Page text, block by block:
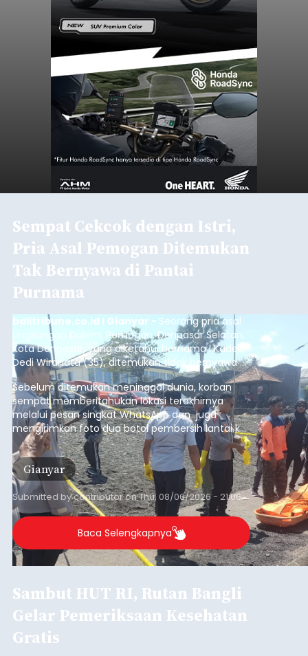
Sempat Cekcok dengan Istri,
Pria Asal Pemogan Ditemukan
Tak Bernyawa di Pantai
Purnama
balitribune.co.id I Gianyar - Seorang pria asal
Lingkungan Dalem, Pemogan, Denpasar Selatan,
Kota Denpasar, yang diketahui bernama I Kadek
Dedi Wiranata (35), ditemukan tidak bernyawa di
pesisir Pantai Purnama, Sukawati.
Sebelum ditemukan meninggal dunia, korban
sempat memberitahukan lokasi terakhirnya
melalui pesan singkat WhatsApp dan juga
mengirimkan foto dua botol pembersih lantai ke
istrinya.
Gianyar
Submitted bycontributoronThu, 08/06/2026 - 21:06
Baca Selengkapnya
Sambut HUT RI, Rutan Bangli
Gelar Pemeriksaan Kesehatan
Gratis